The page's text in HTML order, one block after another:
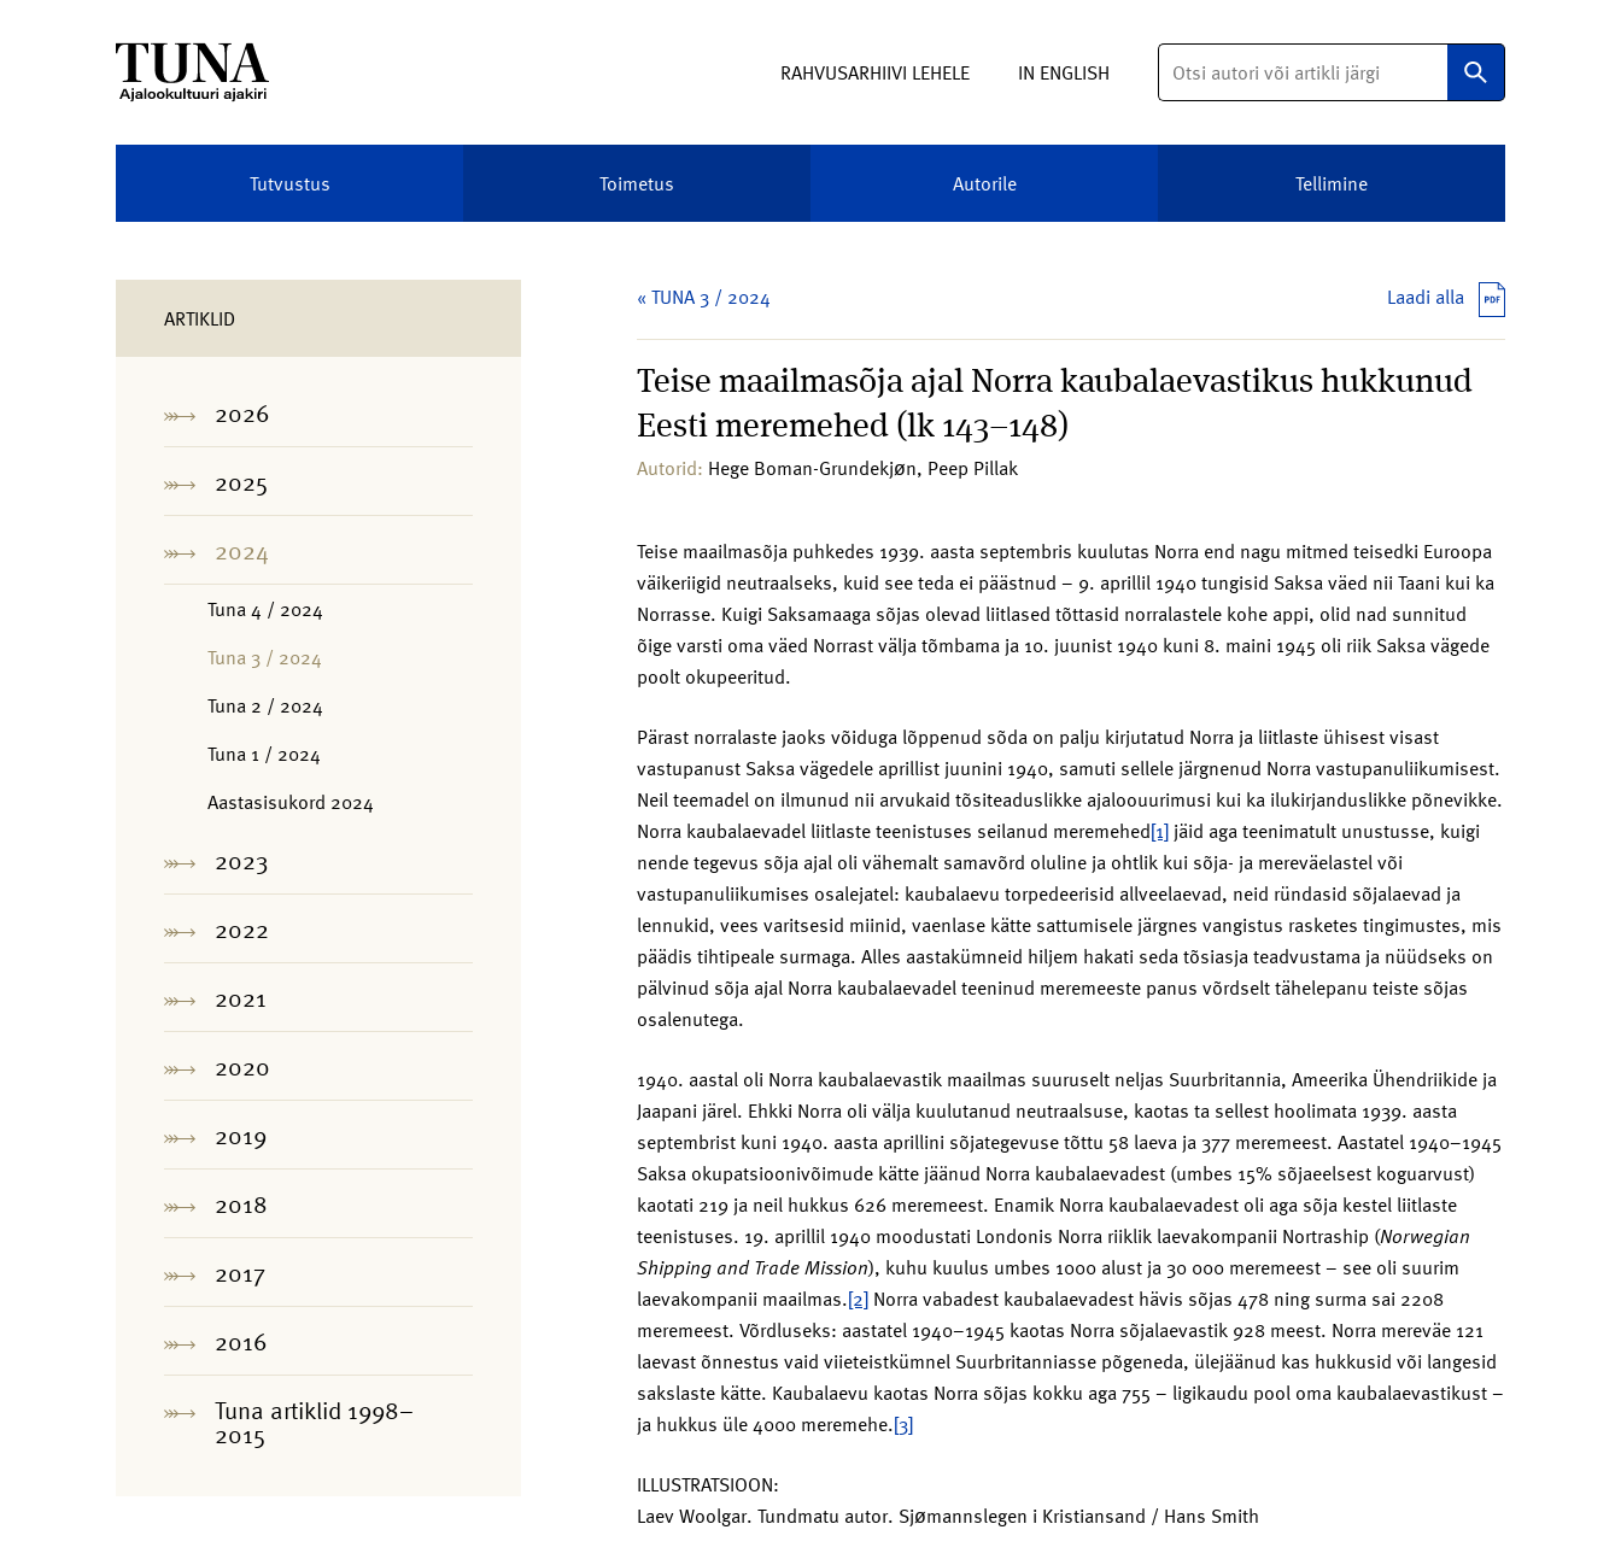
RAHVUSARHIIVI LEHELE IN ENGLISH
Otsi
Tutvustus Toimetus Autorile Tellimine
ARTIKLID
2026
2025
2024
Tuna 4 / 2024
Tuna 3 / 2024
Tuna 2 / 2024
Tuna 1 / 2024
Aastasisukord 2024
2023
2022
2021
2020
2019
2018
2017
2016
Tuna artiklid 1998–
2015
« TUNA 3 / 2024 Laadi alla
Teise maailmasõja ajal Norra kaubalaevastikus hukkunud
Eesti meremehed (lk 143–148)
Autorid: Hege Boman-Grundekjøn, Peep Pillak
Teise maailmasõja puhkedes 1939. aasta septembris kuulutas Norra end nagu mitmed teisedki Euroopa
väikeriigid neutraalseks, kuid see teda ei päästnud – 9. aprillil 1940 tungisid Saksa väed nii Taani kui ka
Norrasse. Kuigi Saksamaaga sõjas olevad liitlased tõttasid norralastele kohe appi, olid nad sunnitud
õige varsti oma väed Norrast välja tõmbama ja 10. juunist 1940 kuni 8. maini 1945 oli riik Saksa vägede
poolt okupeeritud.
Pärast norralaste jaoks võiduga lõppenud sõda on palju kirjutatud Norra ja liitlaste ühisest visast
vastupanust Saksa vägedele aprillist juunini 1940, samuti sellele järgnenud Norra vastupanuliikumisest.
Neil teemadel on ilmunud nii arvukaid tõsiteaduslikke ajaloouurimusi kui ka ilukirjanduslikke põnevikke.
Norra kaubalaevadel liitlaste teenistuses seilanud meremehed[1] jäid aga teenimatult unustusse, kuigi
nende tegevus sõja ajal oli vähemalt samavõrd oluline ja ohtlik kui sõja- ja mereväelastel või
vastupanuliikumises osalejatel: kaubalaevu torpedeerisid allveelaevad, neid ründasid sõjalaevad ja
lennukid, vees varitsesid miinid, vaenlase kätte sattumisele järgnes vangistus rasketes tingimustes, mis
päädis tihtipeale surmaga. Alles aastakümneid hiljem hakati seda tõsiasja teadvustama ja nüüdseks on
pälvinud sõja ajal Norra kaubalaevadel teeninud meremeeste panus võrdselt tähelepanu teiste sõjas
osalenutega.
1940. aastal oli Norra kaubalaevastik maailmas suuruselt neljas Suurbritannia, Ameerika Ühendriikide ja
Jaapani järel. Ehkki Norra oli välja kuulutanud neutraalsuse, kaotas ta sellest hoolimata 1939. aasta
septembrist kuni 1940. aasta aprillini sõjategevuse tõttu 58 laeva ja 377 meremeest. Aastatel 1940–1945
Saksa okupatsioonivõimude kätte jäänud Norra kaubalaevadest (umbes 15% sõjaeelsest koguarvust)
kaotati 219 ja neil hukkus 626 meremeest. Enamik Norra kaubalaevadest oli aga sõja kestel liitlaste
teenistuses. 19. aprillil 1940 moodustati Londonis Norra riiklik laevakompanii Nortraship (Norwegian
Shipping and Trade Mission), kuhu kuulus umbes 1000 alust ja 30 000 meremeest – see oli suurim
laevakompanii maailmas.[2] Norra vabadest kaubalaevadest hävis sõjas 478 ning surma sai 2208
meremeest. Võrdluseks: aastatel 1940–1945 kaotas Norra sõjalaevastik 928 meest. Norra mereväe 121
laevast õnnestus vaid viieteistkümnel Suurbritanniasse põgeneda, ülejäänud kas hukkusid või langesid
sakslaste kätte. Kaubalaevu kaotas Norra sõjas kokku aga 755 – ligikaudu pool oma kaubalaevastikust –
ja hukkus üle 4000 meremehe.[3]
ILLUSTRATSIOON:
Laev Woolgar. Tundmatu autor. Sjømannslegen i Kristiansand / Hans Smith